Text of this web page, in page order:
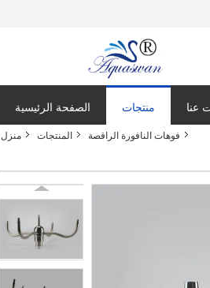
الصفحة الرئيسية منتجات عنا
منزل المنتجات فوهات النافورة الراقصة